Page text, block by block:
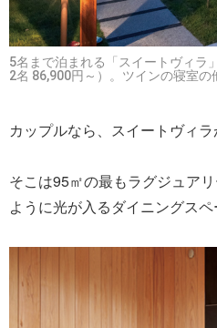
5名まで泊まれる「スイートヴィラ
2名 86,900円～）。ツインの寝室の
カップルなら、スイートヴィラ
そこは95㎡の最もラグジュア
ように光が入るダイニングスペ